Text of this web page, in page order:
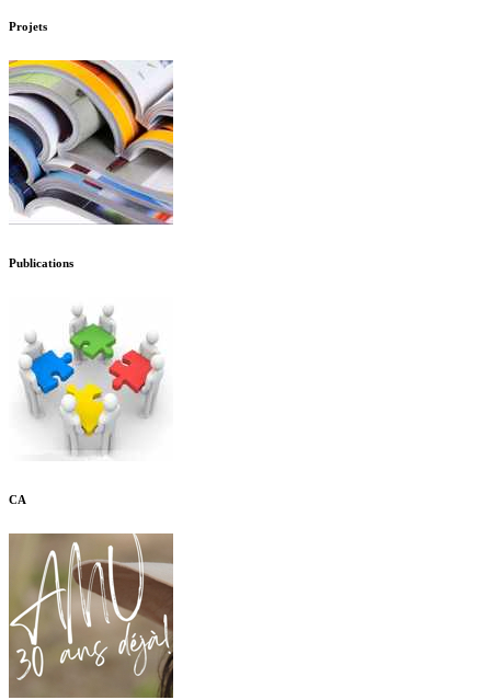
Projets
Publications
CA